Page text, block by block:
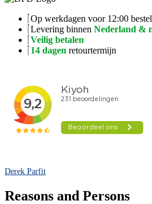
Op werkdagen voor 12:00
Levering binnen Nederland &
Veilig betalen
14 dagen retourtermijn
Derek Parfit
Reasons and Persons